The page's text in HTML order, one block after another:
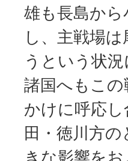
雄も長島か
し、主戦場
うという状況
諸国へもこ
かけに呼応
田・徳川方